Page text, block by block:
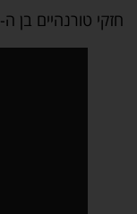
חזקי טורנהיים בן ה-10 חולה מחלת הפרכת במסר מחזק: